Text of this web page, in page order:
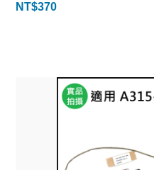
NT$370